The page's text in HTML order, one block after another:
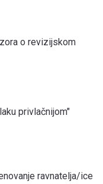
o revizijskom
privlačnijom"
ravnatelja/ice